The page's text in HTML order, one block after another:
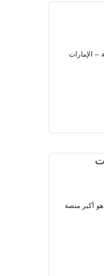
الإمارات
أكبر منصة